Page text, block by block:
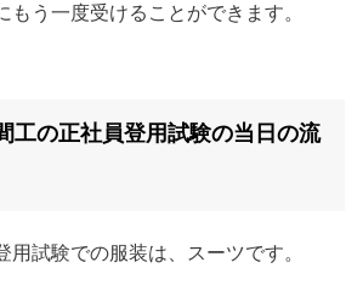
もう一度受けることができます。
工の正社員登用試験の当日の流
用試験での服装は、スーツです。